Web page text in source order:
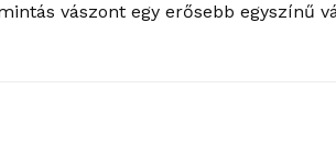
vászont egy erősebb egyszínű